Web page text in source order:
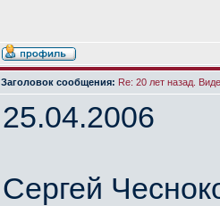
Заголовок сообщения: Re: 20 лет назад.
25.04.2006
Сергей